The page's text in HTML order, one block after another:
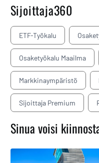
Sijoittaja360
ETF-Työkalu
Osaketyökalu Maailma
Markkinaympäristö
Sijoittaja Premium
Sinua voisi